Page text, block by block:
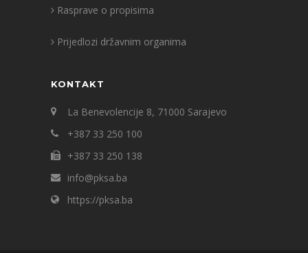
Rasprave o propisima
Prijedlozi državnim organima
KONTAKT
La Benevolencije 8, 71000 Sarajevo
+387 33 250 100
+387 33 250 138
info@pksa.ba
https://pksa.ba